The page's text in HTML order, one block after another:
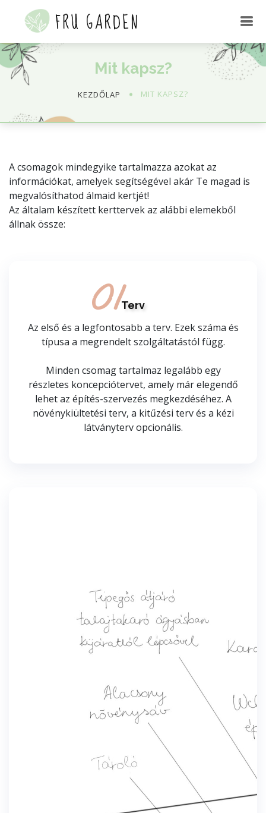
Mit kapsz?
KEZDŐLAP MIT KAPSZ?
A csomagok mindegyike tartalmazza azokat az
információkat, amelyek segítségével akár Te magad is
megvalósíthatod álmaid kertjét!
Az általam készített kerttervek az alábbi elemekből
állnak össze:
01Terv
Az első és a legfontosabb a terv. Ezek száma és
típusa a megrendelt szolgáltatástól függ.
Minden csomag tartalmaz legalább egy
részletes koncepciótervet, amely már elegendő
lehet az építés-szervezés megkezdéséhez. A
növénykiültetési terv, a kitűzési terv és a kézi
látványterv opcionális.